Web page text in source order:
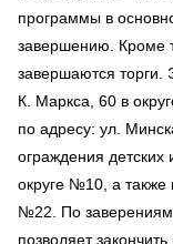
программы в
завершению. Кроме
завершаются торги.
К. Маркса, 60 в
по адресу: ул.
ограждения
округе №10, а также
№22. По заверениям
позволяет